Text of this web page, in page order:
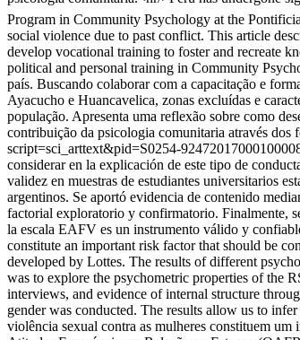
Program in Community Psychology at the
social violence due to past conflict. This article
develop vocational training to foster and recreate
political and personal training in Community
país. Buscando colaborar com a capacitação e
Ayacucho e Huancavelica, zonas excluídas e
população. Apresenta uma reflexão sobre como
contribuição da psicologia comunitaria através dos
script=sci_arttext&pid=S0254-
considerar en la explicación de este tipo de
validez en muestras de estudiantes universitarios
argentinos. Se aportó evidencia de contenido
factorial exploratorio y confirmatorio. Finalmente,
la escala EAFV es un instrumento válido y
constitute an important risk factor that should be
developed by Lottes. The results of different
was to explore the psychometric properties of the
interviews, and evidence of internal structure
gender was conducted. The results allow us to
violência sexual contra as mulheres constituem um